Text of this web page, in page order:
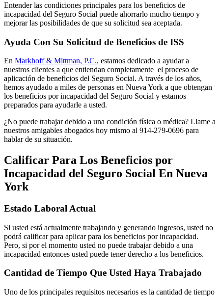
Entender las condiciones principales para los beneficios de
incapacidad del Seguro Social puede ahorrarlo mucho tiempo y
mejorar las posibilidades de que su solicitud sea aceptada.
Ayuda Con Su Solicitud de Beneficios de ISS
En Markhoff & Mittman, P.C., estamos dedicado a ayudar a
nuestros clientes a que entiendan completamente el proceso de
aplicación de beneficios del Seguro Social. A través de los años,
hemos ayudado a miles de personas en Nueva York a que obtengan
los beneficios por incapacidad del Seguro Social y estamos
preparados para ayudarle a usted.
¿No puede trabajar debido a una condición física o médica? Llame a
nuestros amigables abogados hoy mismo al 914-279-0696 para
hablar de su situación.
Calificar Para Los Beneficios por
Incapacidad del Seguro Social En Nueva
York
Estado Laboral Actual
Si usted está actualmente trabajando y generando ingresos, usted no
podrá calificar para aplicar para los beneficios por incapacidad.
Pero, si por el momento usted no puede trabajar debido a una
incapacidad entonces usted puede tener derecho a los beneficios.
Cantidad de Tiempo Que Usted Haya Trabajado
Uno de los principales requisitos necesarios es la cantidad de tiempo